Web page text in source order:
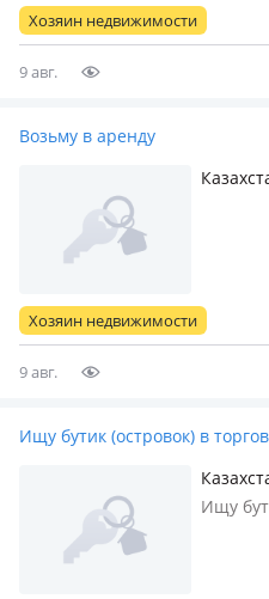
Хозяин недвижимости
9 авг.
Возьму в аренду
Хозяин недвижимости
9 авг.
Ищу бутик (островок) в
Ищу